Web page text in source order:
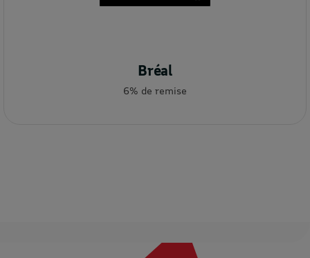
Bréal
6% de remise